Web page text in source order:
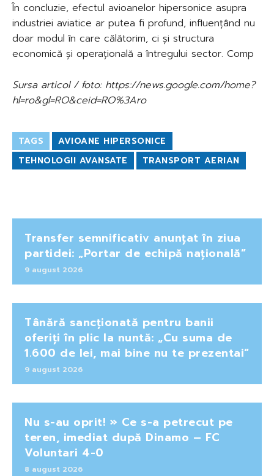
În concluzie, efectul avioanelor hipersonice asupra
industriei aviatice ar putea fi profund, influențând nu
doar modul în care călătorim, ci și structura
economică și operațională a întregului sector. Comp
Sursa articol / foto: https://news.google.com/home?
hl=ro&gl=RO&ceid=RO%3Aro
TAGS
AVIOANE HIPERSONICE
TEHNOLOGII AVANSATE
TRANSPORT AERIAN
Transfer semnificativ anunțat în ziua
partidei: „Portar de echipă națională”
9 august 2026
Tânără sancționată pentru banii
oferiți în plic la nuntă: „Cu suma de
1.600 de lei, mai bine nu te prezentai”
9 august 2026
Nu s-au oprit! » Ce s-a petrecut pe
teren, imediat după Dinamo – FC
Voluntari 4-0
8 august 2026